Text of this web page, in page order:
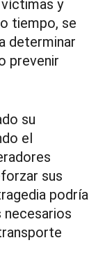
y
tiempo, se
determinar
prevenir
su
el
sus
podría
necesarios